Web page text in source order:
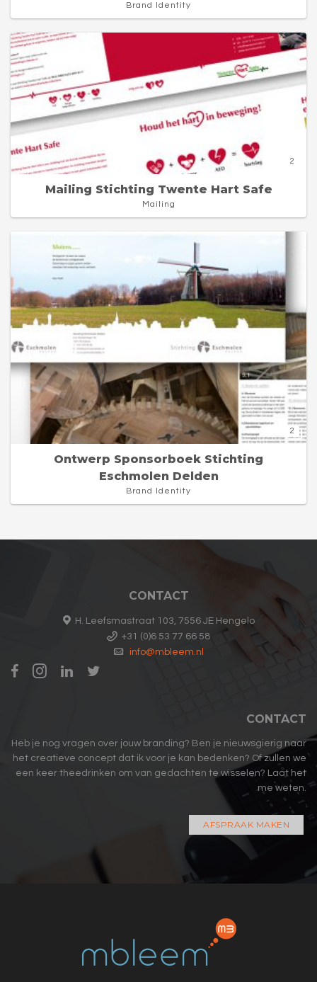
Brand Identity
2
Mailing Stichting Twente Hart Safe
Mailing
2
Ontwerp Sponsorboek Stichting
Eschmolen Delden
Brand Identity
CONTACT
H. Leefsmastraat 103, 7556 JE Hengelo
+31 (0)6 53 77 66 58
info@mbleem.nl
CONTACT
Heb je nog vragen over jouw branding? Ben je nieuwsgierig naar
het creatieve concept dat ik voor je kan bedenken? Of zullen we
een keer theedrinken om van gedachten te wisselen? Laat het
me weten.
AFSPRAAK MAKEN